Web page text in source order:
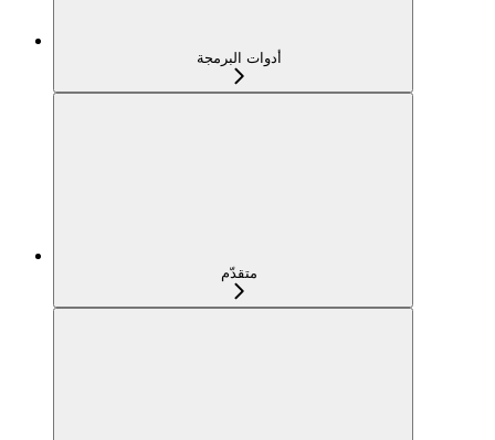
أدوات البرمجة
متقدّم